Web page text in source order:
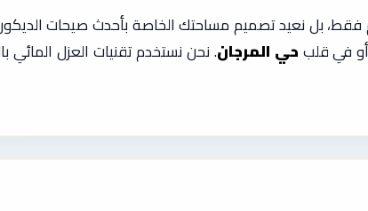
فقط، بل نعيد تصميم مساحتك الخاصة بأحدث صيحات
أو في قلبحي المرجان. نحن نستخدم تقنيات العزل المائي